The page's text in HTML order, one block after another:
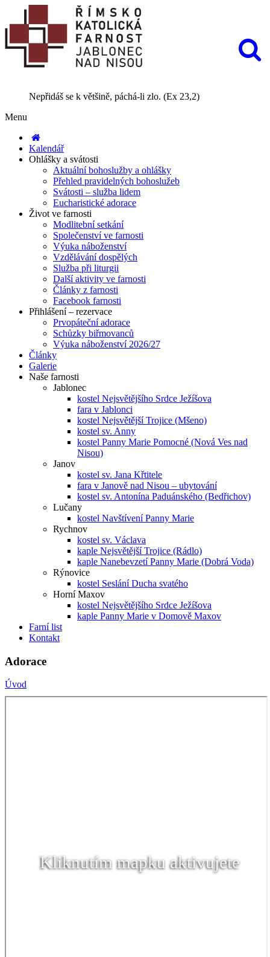
Nepřidáš se k většině, páchá-li zlo. (Ex 23,2)
Menu
Kalendář
Ohlášky a svátosti
Aktuální bohoslužby a ohlášky
Přehled pravidelných bohoslužeb
Svátosti – služba lidem
Eucharistické adorace
Život ve farnosti
Modlitební setkání
Společenství ve farnosti
Výuka náboženství
Vzdělávání dospělých
Služba při liturgii
Další aktivity ve farnosti
Články z farnosti
Facebook farnosti
Přihlášení – rezervace
Prvopáteční adorace
Schůzky biřmovanců
Výuka náboženství 2026/27
Články
Galerie
Naše farnosti
Jablonec
kostel Nejsvětějšího Srdce Ježíšova
fara v Jablonci
kostel Nejsvětější Trojice (Mšeno)
kostel sv. Anny
kostel Panny Marie Pomocné (Nová Ves nad
Nisou)
Janov
kostel sv. Jana Křtitele
fara v Janově nad Nisou – ubytování
kostel sv. Antonína Paduánského (Bedřichov)
Lučany
kostel Navštívení Panny Marie
Rychnov
kostel sv. Václava
kaple Nejsvětější Trojice (Rádlo)
kaple Nanebevzetí Panny Marie (Dobrá Voda)
Rýnovice
kostel Seslání Ducha svatého
Horní Maxov
kostel Nejsvětějšího Srdce Ježíšova
kaple Panny Marie v Domově Maxov
Farní list
Kontakt
Adorace
Úvod
Kliknutím mapku aktivujete